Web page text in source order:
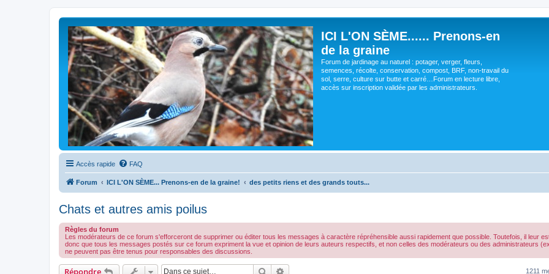
ICI L'ON SÈME...... Prenons-en
de la graine
Forum de jardinage au naturel : potager, verger, fleurs,
semences, récolte, conservation, compost, BRF, non-travail du
sol, serre, culture sur butte et carré…Forum en lecture libre,
accès sur inscription validée par les administrateurs.
Accès rapide FAQ
Forum ICI L'ON SÈME... Prenons-en de la graine! des petits riens et des grands touts...
Chats et autres amis poilus
Règles du forum
Les modérateurs de ce forum s'efforceront de supprimer ou éditer tous les messages à caractère répréhensible aussi rapidement que possible. Toutefois, il leur
donc que tous les messages postés sur ce forum expriment la vue et opinion de leurs auteurs respectifs, et non celles des modérateurs ou des administrateurs
ne peuvent pas être tenus pour responsables des discussions.
Répondre Rechercher 1211